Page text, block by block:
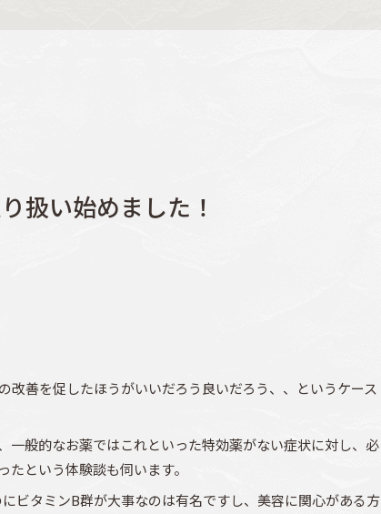
扱い始めました！
善を促したほうがいいだろう良いだろう、、というケース
般的なお薬ではこれといった特効薬がない症状に対し、必
という体験談も伺います。
ビタミンB群が大事なのは有名ですし、美容に関心がある方